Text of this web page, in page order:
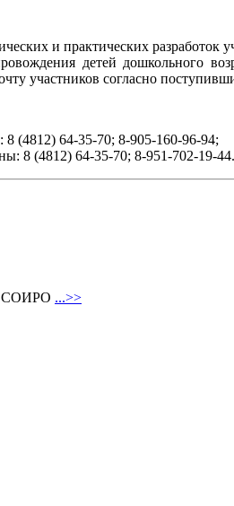
и практических разработок
детей дошкольного
участников согласно
64-35-70; 8-905-160-96-94;
8 (4812) 64-35-70; 8-951-702-19-44.
СОИРО ...>>